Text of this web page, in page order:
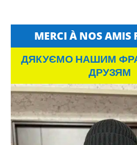
MERCI À NOS AMIS
ДЯКУЄМО НАШИМ
ДРУЗЯМ